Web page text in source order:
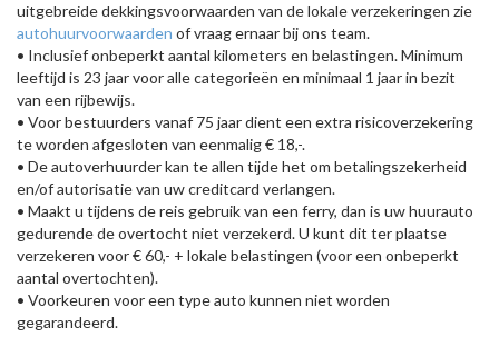
uitgebreide dekkingsvoorwaarden van de lokale verzekeringen zie
autohuurvoorwaarden of vraag ernaar bij ons team.
• Inclusief onbeperkt aantal kilometers en belastingen. Minimum
leeftijd is 23 jaar voor alle categorieën en minimaal 1 jaar in bezit
van een rijbewijs.
• Voor bestuurders vanaf 75 jaar dient een extra risicoverzekering
te worden afgesloten van eenmalig € 18,-.
• De autoverhuurder kan te allen tijde het om betalingszekerheid
en/of autorisatie van uw creditcard verlangen.
• Maakt u tijdens de reis gebruik van een ferry, dan is uw huurauto
gedurende de overtocht niet verzekerd. U kunt dit ter plaatse
verzekeren voor € 60,- + lokale belastingen (voor een onbeperkt
aantal overtochten).
• Voorkeuren voor een type auto kunnen niet worden
gegarandeerd.